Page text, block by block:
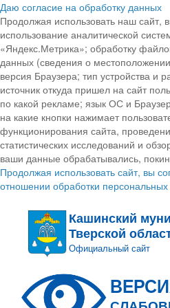
Даю согласие на обработку данных
Продолжая использовать наш сайт,
использование аналитической
«Яндекс.Метрика»; обработку
данных (сведения о
версия Браузера; тип устройства и
источник откуда пришел на сайт
по какой рекламе; язык ОС и
на какие кнопки нажимает
функционирования сайта,
статистических исследований и
ваши данные обрабатывались,
Продолжая использовать сайт, вы
отношении обработки